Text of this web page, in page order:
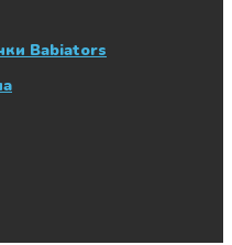
Babiators